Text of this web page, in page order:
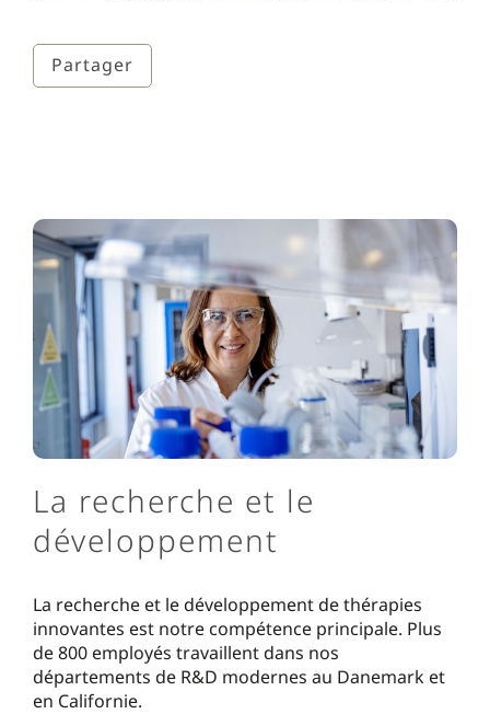
Partager
La recherche et le
développement
La recherche et le développement de thérapies
innovantes est notre compétence principale. Plus
de 800 employés travaillent dans nos
départements de R&D modernes au Danemark et
en Californie.